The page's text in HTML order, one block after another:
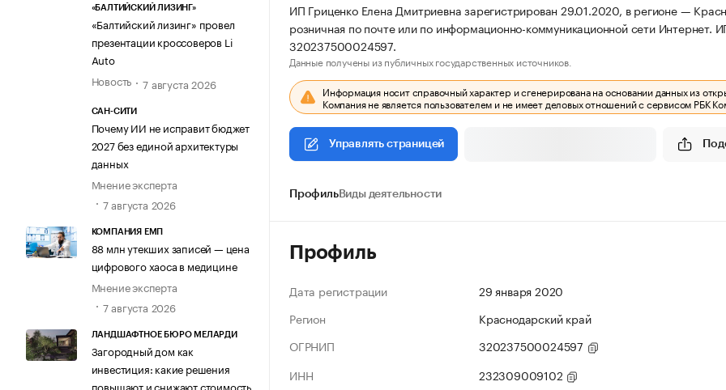
«БАЛТИЙСКИЙ ЛИЗИНГ»
«Балтийский лизинг» провел
презентации кроссоверов Li
Auto
Новость
7 августа 2026
САН-СИТИ
Почему ИИ не исправит бюджет
2027 без единой архитектуры
данных
Мнение эксперта
7 августа 2026
КОМПАНИЯ ЕМП
88 млн утекших записей — цена
цифрового хаоса в медицине
Мнение эксперта
7 августа 2026
ЛАНДШАФТНОЕ БЮРО МЕЛАРДИ
Загородный дом как
инвестиция: какие решения
повышают и снижают стоимость
ИП Гриценко Елена Дмитриевна зарегистрирован 29.01.2020, в регионе —
розничная по почте или по информационно-коммуникационной сети
320237500024597.
Данные получены из публичных государственных источников.
Информация носит справочный характер и сгенерирована на основании данных из
Компания не является пользователем и не имеет деловых отношений с сервисом РБК
Управлять страницей
ПрофильВиды деятельности
Профиль
Дата регистрации
29 января 2020
Регион
Краснодарский край
ОГРНИП
320237500024597
ИНН
232309009102